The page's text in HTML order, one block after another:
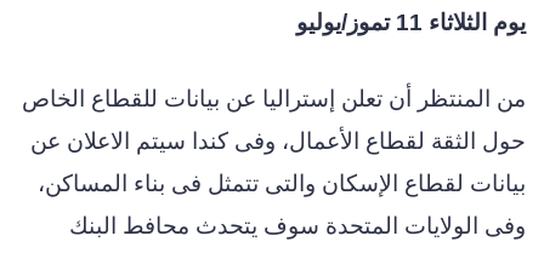
يوم الثلاثاء 11 تموز/يوليو
من المنتظر أن تعلن إستراليا عن بيانات للقطاع الخاص
حول الثقة لقطاع الأعمال، وفى كندا سيتم الاعلان عن
بيانات لقطاع الإسكان والتى تتمثل فى بناء المساكن،
وفى الولايات المتحدة سوف يتحدث محافط البنك